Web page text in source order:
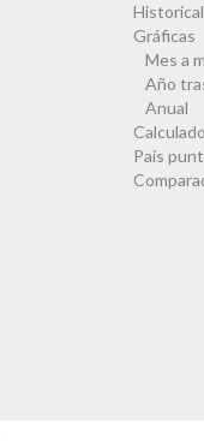
Gráficas
Mes a
Año
Anual
País